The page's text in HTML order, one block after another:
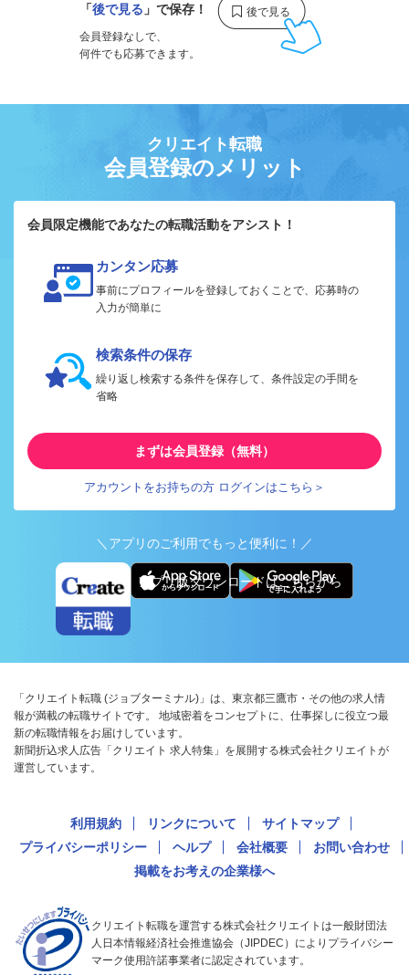
「後で見る 」で保存！
会員登録なしで、
何件でも応募できます。
クリエイト転職
会員登録のメリット
会員限定機能であなたの転職活動をアシスト！
カンタン応募
事前にプロフィールを登録しておくことで、応募時の
入力が簡単に
検索条件の保存
繰り返し検索する条件を保存して、条件設定の手間を
省略
まずは会員登録（無料）
アカウントをお持ちの方 ログインはこちら＞
＼アプリのご利用でもっと便利に！／
アプリ版ダウンロードはこちらから
「クリエイト転職 (ジョブターミナル)」は、東京都三鷹市・その他の求人情
報が満載の転職サイトです。 地域密着をコンセプトに、仕事探しに役立つ最
新の転職情報をお届けしています。
新聞折込求人広告「クリエイト 求人特集」を展開する株式会社クリエイトが
運営しています。
利用規約 リンクについて
サイトマップ
プライバシーポリシー
ヘルプ 会社概要
お問い合わせ
掲載をお考えの企業様へ
クリエイト転職を運営する株式会社クリエイトは一般財団法
人日本情報経済社会推進協会（JIPDEC）によりプライバシー
マーク使用許諾事業者に認定されています。